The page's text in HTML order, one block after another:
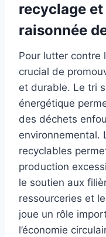
recyclage
raisonnée
Pour lutter contre
crucial de
et durable. Le tri
énergétique
des déchets
environnemental.
recyclables
production
le soutien aux
ressourceries et
joue un rôle
l’économie